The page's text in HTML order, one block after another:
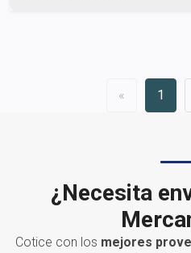
« 1
¿Necesita
Cotice con los mejores